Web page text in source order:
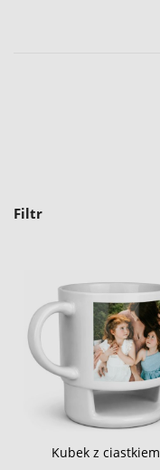
Filtr
Kubek z ciastkiem